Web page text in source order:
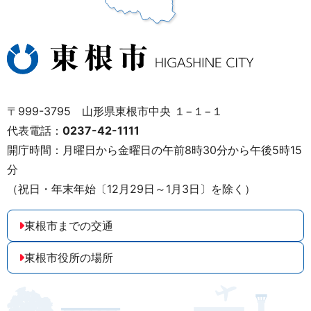
〒999-3795 山形県東根市中央 １−１−１
代表電話： 0237-42-1111
開庁時間：月曜日から金曜日の午前8時30分から午後5時15
分
（祝日・年末年始〔12月29日～1月3日〕を除く）
東根市までの交通
東根市役所の場所